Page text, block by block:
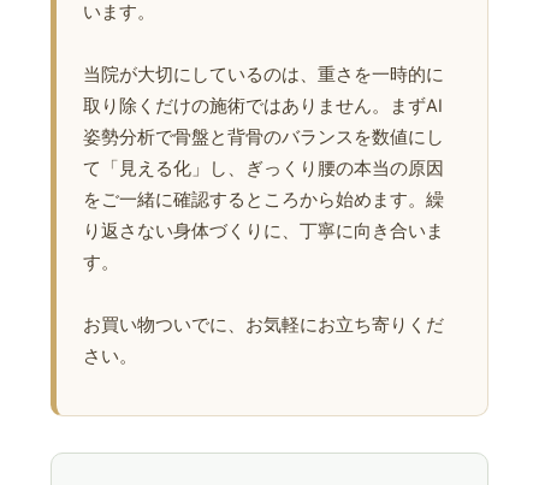
います。
当院が大切にしているのは、重さを一時的に
取り除くだけの施術ではありません。まずAI
姿勢分析で骨盤と背骨のバランスを数値にし
て「見える化」し、ぎっくり腰の本当の原因
をご一緒に確認するところから始めます。繰
り返さない身体づくりに、丁寧に向き合いま
す。
お買い物ついでに、お気軽にお立ち寄りくだ
さい。